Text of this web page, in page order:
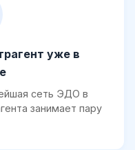
уже в
сеть ЭДО в
занимает пару